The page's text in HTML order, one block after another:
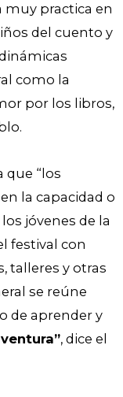
muy practica en
del cuento y
como la
por los libros,
que “los
la capacidad o
jóvenes de la
festival con
talleres y otras
se reúne
de aprender y
, dice el